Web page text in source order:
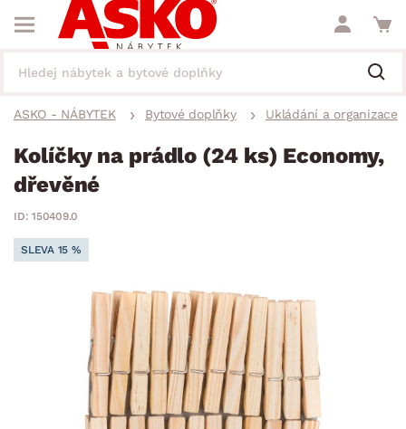
ASKO - NÁBYTEK Bytové doplňky Ukládání a organizace
Kolíčky na prádlo (24 ks) Economy,
dřevěné
ID: 150409.0
SLEVA 15 %